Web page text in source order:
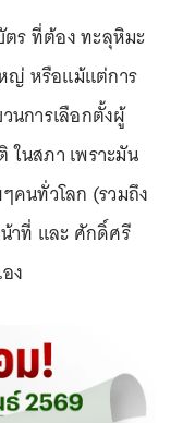
ตร ที่ต้อง ทะลุหิมะ
หญ่ หรือแม้แต่การ
นการเลือกตั้งผู้
นสภา เพราะมัน
คนทั่วโลก (รวมถึง
าที่ และ ศักดิ์ศรี
ง